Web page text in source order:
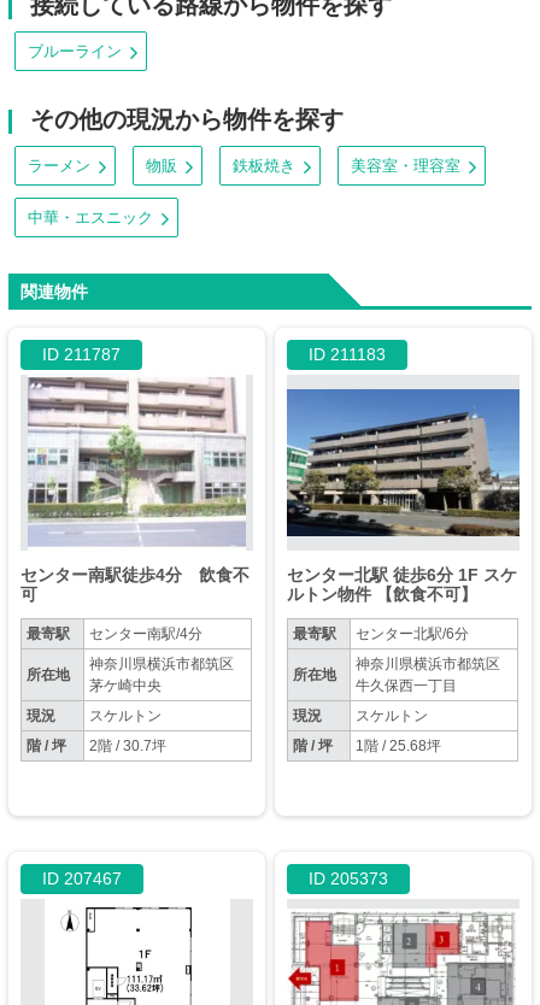
ブルーライン
その他の現況から物件を探す
ラーメン 物販 鉄板焼き 美容室・理容室
中華・エスニック
関連物件
ID 211787
センター南駅徒歩4分 飲食不
可
最寄駅 センター南駅/4分
所在地
神奈川県横浜市都筑区
茅ケ崎中央
現況
スケルトン
階 / 坪
2階 / 30.7坪
ID 211183
センター北駅 徒歩6分 1F スケ
ルトン物件 【飲食不可】
最寄駅 センター北駅/6分
所在地
神奈川県横浜市都筑区
牛久保西一丁目
現況
スケルトン
階 / 坪
1階 / 25.68坪
ID 207467 ID 205373